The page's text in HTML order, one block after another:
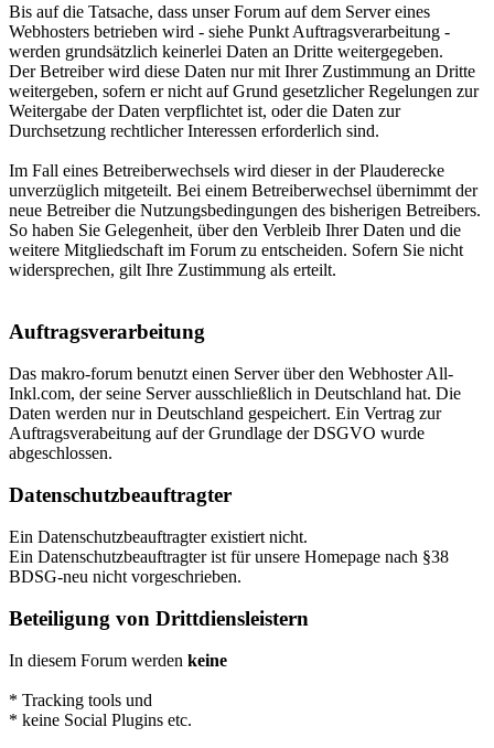
Bis auf die Tatsache, dass unser Forum auf dem Server eines
Webhosters betrieben wird - siehe Punkt Auftragsverarbeitung -
werden grundsätzlich keinerlei Daten an Dritte weitergegeben.
Der Betreiber wird diese Daten nur mit Ihrer Zustimmung an Dritte
weitergeben, sofern er nicht auf Grund gesetzlicher Regelungen zur
Weitergabe der Daten verpflichtet ist, oder die Daten zur
Durchsetzung rechtlicher Interessen erforderlich sind.
Im Fall eines Betreiberwechsels wird dieser in der Plauderecke
unverzüglich mitgeteilt. Bei einem Betreiberwechsel übernimmt der
neue Betreiber die Nutzungsbedingungen des bisherigen Betreibers.
So haben Sie Gelegenheit, über den Verbleib Ihrer Daten und die
weitere Mitgliedschaft im Forum zu entscheiden. Sofern Sie nicht
widersprechen, gilt Ihre Zustimmung als erteilt.
Auftragsverarbeitung
Das makro-forum benutzt einen Server über den Webhoster All-
Inkl.com, der seine Server ausschließlich in Deutschland hat. Die
Daten werden nur in Deutschland gespeichert. Ein Vertrag zur
Auftragsverabeitung auf der Grundlage der DSGVO wurde
abgeschlossen.
Datenschutzbeauftragter
Ein Datenschutzbeauftragter existiert nicht.
Ein Datenschutzbeauftragter ist für unsere Homepage nach §38
BDSG-neu nicht vorgeschrieben.
Beteiligung von Drittdiensleistern
In diesem Forum werden keine
* Tracking tools und
* keine Social Plugins etc.